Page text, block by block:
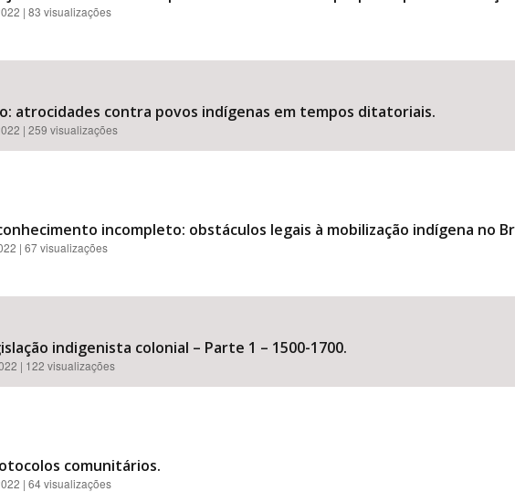
| 83 visualizações
atrocidades contra povos indígenas em tempos ditatoriais.
| 259 visualizações
incompleto: obstáculos legais à mobilização indígena no
| 67 visualizações
indigenista colonial – Parte 1 – 1500-1700.
| 122 visualizações
comunitários.
| 64 visualizações